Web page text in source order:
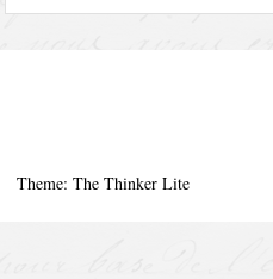
Theme: The Thinker Lite